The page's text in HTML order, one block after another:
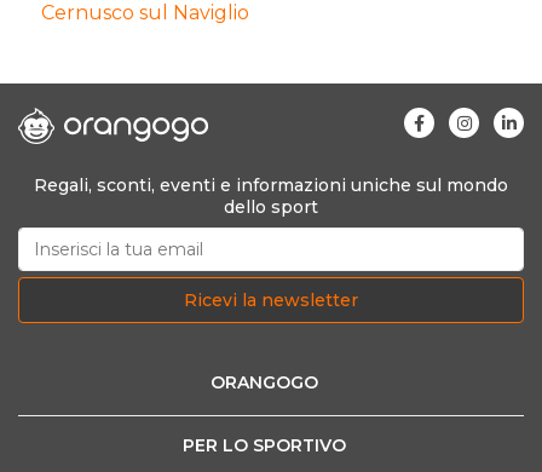
Cernusco sul Naviglio
Regali, sconti, eventi e informazioni uniche sul mondo
dello sport
Ricevi la newsletter
ORANGOGO
PER LO SPORTIVO